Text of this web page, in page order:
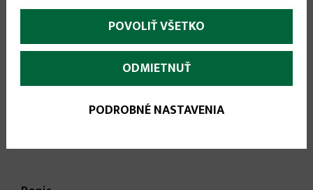
POVOLIŤ VŠETKO
ODMIETNUŤ
PODROBNÉ NASTAVENIA